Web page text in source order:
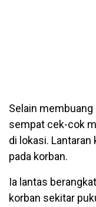
Selain
sempat cek-cok
di lokasi.
pada korban.
Ia lantas
korban sekitar